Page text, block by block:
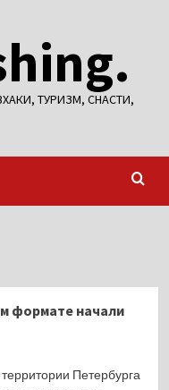
ТУРИЗМ, СНАСТИ,
формате начали
Петербурга